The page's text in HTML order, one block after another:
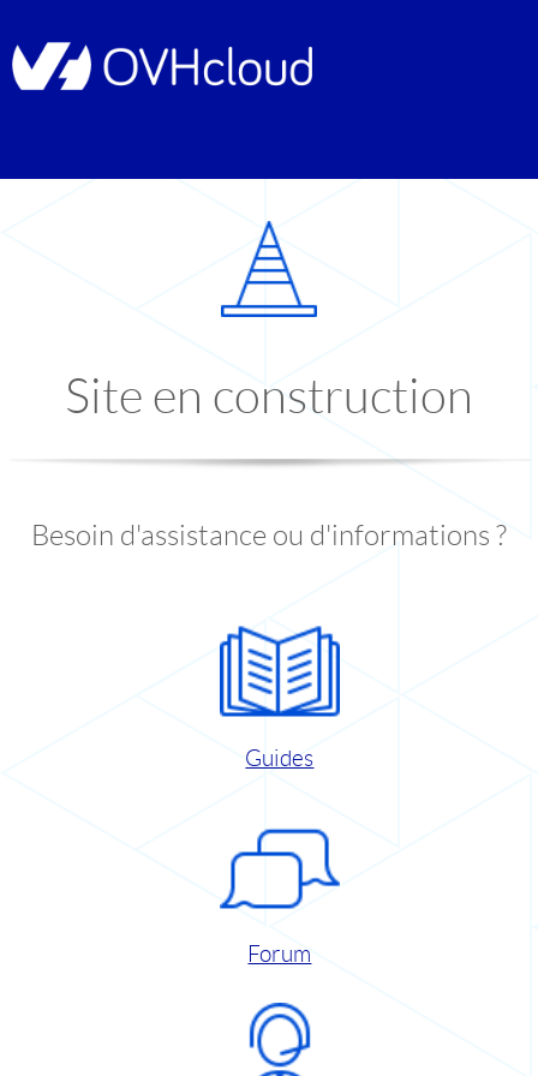
Site en construction
Besoin d'assistance ou d'informations ?
Guides
Forum